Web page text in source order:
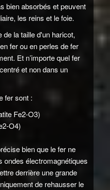
bien absorbés et peuvent
les reins et le foie.
de la taille d'un haricot,
fer ou en perles de fer
Et n’importe quel fer
et non dans un
fer sont :
Fe2-O3)
O4)
bien que le fer ne
ondes électromagnétiques
derrière une grande
de rehausser le